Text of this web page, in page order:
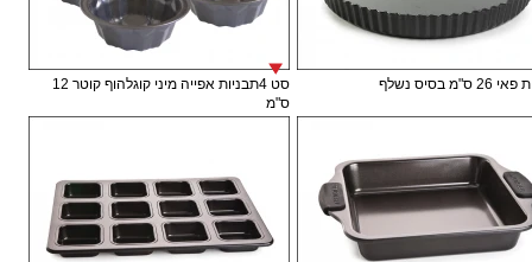
בסיס נשלף
סט 4תבניות אפייה מיני קוגלהוף קוטר 12
ס"מ